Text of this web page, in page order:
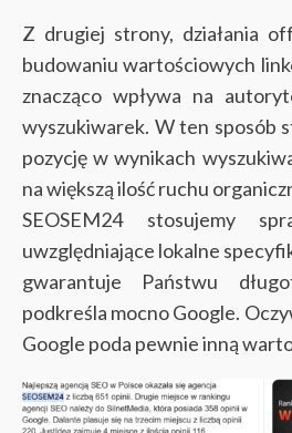
Z drugiej strony, działania
budowaniu wartościowych
znacząco wpływa na
wyszukiwarek. W ten sposób
pozycję w wynikach
na większą ilość ruchu
SEOSEM24 stosujemy
uwzględniające lokalne
gwarantuje Państwu
podkreśla mocno Google.
Google poda pewnie inną